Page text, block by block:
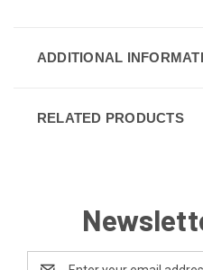
ADDITIONAL
RELATED PRODUCTS